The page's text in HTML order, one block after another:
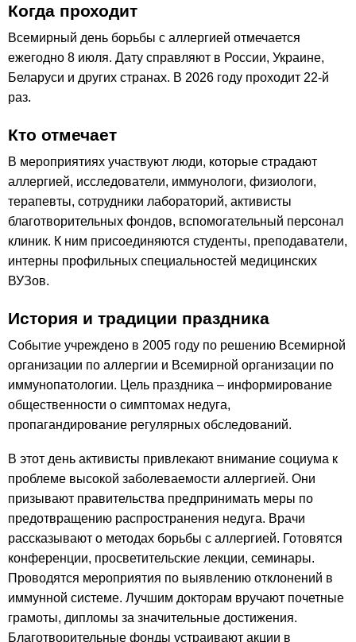
Когда проходит
Всемирный день борьбы с аллергией отмечается
ежегодно 8 июля. Дату справляют в России, Украине,
Беларуси и других странах. В 2026 году проходит 22-й
раз.
Кто отмечает
В мероприятиях участвуют люди, которые страдают
аллергией, исследователи, иммунологи, физиологи,
терапевты, сотрудники лабораторий, активисты
благотворительных фондов, вспомогательный персонал
клиник. К ним присоединяются студенты, преподаватели,
интерны профильных специальностей медицинских
ВУЗов.
История и традиции праздника
Событие учреждено в 2005 году по решению Всемирной
организации по аллергии и Всемирной организации по
иммунопатологии. Цель праздника – информирование
общественности о симптомах недуга,
пропагандирование регулярных обследований.
В этот день активисты привлекают внимание социума к
проблеме высокой заболеваемости аллергией. Они
призывают правительства предпринимать меры по
предотвращению распространения недуга. Врачи
рассказывают о методах борьбы с аллергией. Готовятся
конференции, просветительские лекции, семинары.
Проводятся мероприятия по выявлению отклонений в
иммунной системе. Лучшим докторам вручают почетные
грамоты, дипломы за значительные достижения.
Благотворительные фонды устраивают акции в